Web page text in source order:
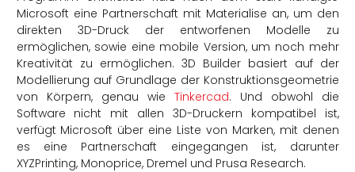
Microsoft eine Partnerschaft mit Materialise an, um den
direkten 3D-Druck der entworfenen Modelle zu
ermöglichen, sowie eine mobile Version, um noch mehr
Kreativität zu ermöglichen. 3D Builder basiert auf der
Modellierung auf Grundlage der Konstruktionsgeometrie
von Körpern, genau wie Tinkercad. Und obwohl die
Software nicht mit allen 3D-Druckern kompatibel ist,
verfügt Microsoft über eine Liste von Marken, mit denen
es eine Partnerschaft eingegangen ist, darunter
XYZPrinting, Monoprice, Dremel und Prusa Research.